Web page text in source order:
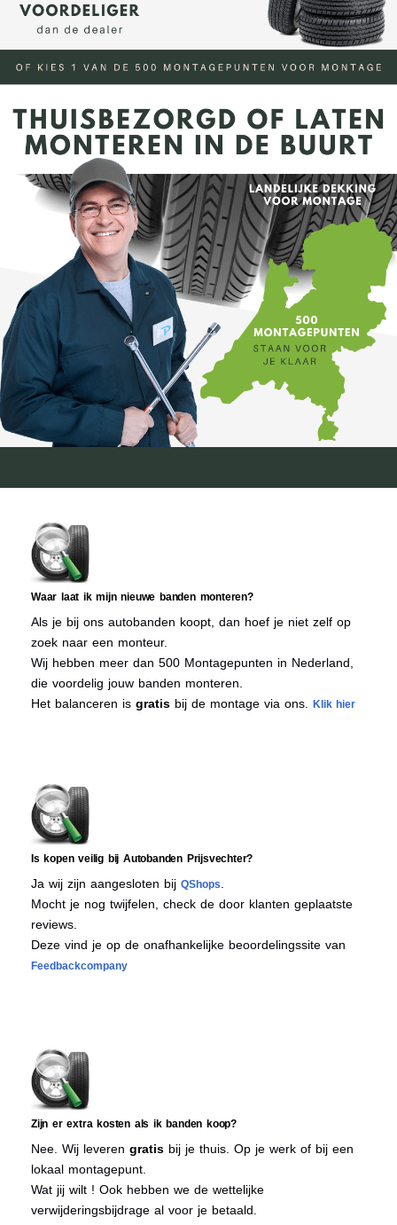
Waar laat ik mijn nieuwe banden monteren?
Als je bij ons autobanden koopt, dan hoef je niet zelf op
zoek naar een monteur.
Wij hebben meer dan 500 Montagepunten in Nederland,
die voordelig jouw banden monteren.
Het balanceren is gratis bij de montage via ons. Klik hier
Is kopen veilig bij Autobanden Prijsvechter?
Ja wij zijn aangesloten bij QShops
Mocht je nog twijfelen, check de door klanten geplaatste
reviews.
Deze vind je op de onafhankelijke beoordelingssite van
Feedbackcompany
Zijn er extra kosten als ik banden koop?
Nee. Wij leveren gratis bij je thuis. Op je werk of bij een
lokaal montagepunt.
Wat jij wilt ! Ook hebben we de wettelijke
verwijderingsbijdrage al voor je betaald.